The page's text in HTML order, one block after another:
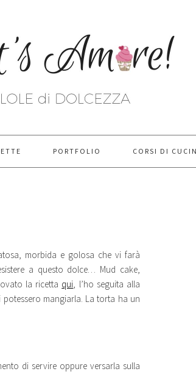
PORTFOLIO CORSI DI
morbida e golosa che vi farà
a questo dolce… Mud cake,
la ricetta qui, l’ho seguita alla
mangiarla. La torta ha un
di servire oppure versarla sulla